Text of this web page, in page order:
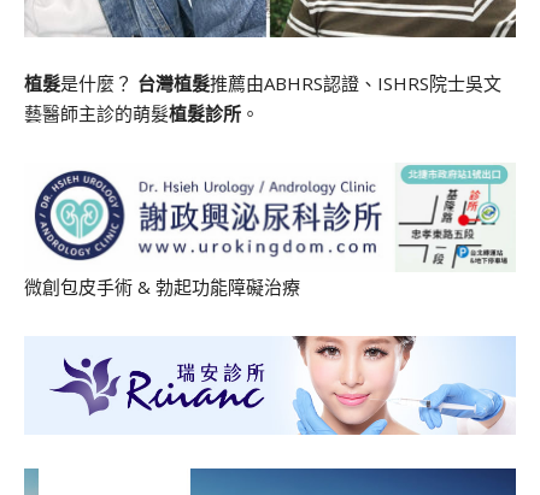
植髮是什麼？ 台灣植髮推薦由ABHRS認證、ISHRS院士吳文
藝醫師主診的萌髮植髮診所 。
微創包皮手術 & 勃起功能障礙治療